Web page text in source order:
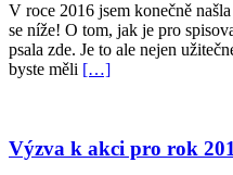
V roce 2016 jsem konečně
se níže! O tom, jak je pro
psala zde. Je to ale nejen
byste měli […]
Výzva k akci pro rok